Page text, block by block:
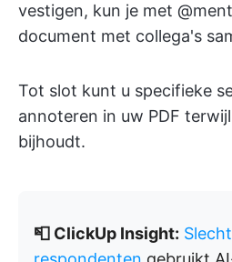
vestigen, kun je met
document met collega's
Tot slot kunt u specifieke
annoteren in uw PDF
bijhoudt.
📮 ClickUp Insight: